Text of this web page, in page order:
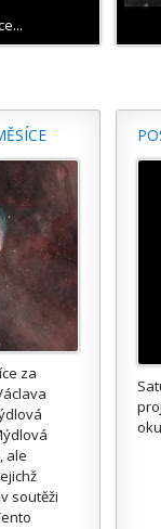
za
ale
soutěži